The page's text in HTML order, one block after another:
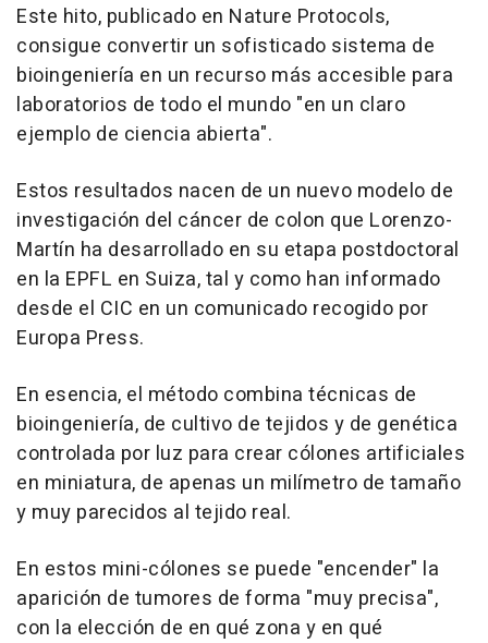
Este hito, publicado en Nature Protocols,
consigue convertir un sofisticado sistema de
bioingeniería en un recurso más accesible para
laboratorios de todo el mundo "en un claro
ejemplo de ciencia abierta".
Estos resultados nacen de un nuevo modelo de
investigación del cáncer de colon que Lorenzo-
Martín ha desarrollado en su etapa postdoctoral
en la EPFL en Suiza, tal y como han informado
desde el CIC en un comunicado recogido por
Europa Press.
En esencia, el método combina técnicas de
bioingeniería, de cultivo de tejidos y de genética
controlada por luz para crear cólones artificiales
en miniatura, de apenas un milímetro de tamaño
y muy parecidos al tejido real.
En estos mini-cólones se puede "encender" la
aparición de tumores de forma "muy precisa",
con la elección de en qué zona y en qué